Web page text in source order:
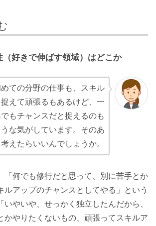
（好きで伸ばす領域）はどこか
ての分野の仕事も、スキル
えて頑張るもあるけど、一
もチャンスだと捉えるのも
な気がしています。そのあ
えたらいいんでしょうか。
「何でも修行だと思って、別に苦手とか
ルアップのチャンスとしてやる」という
いやいや、せっかく独立したんだから、
かやりたくないもの、頑張ってスキルア